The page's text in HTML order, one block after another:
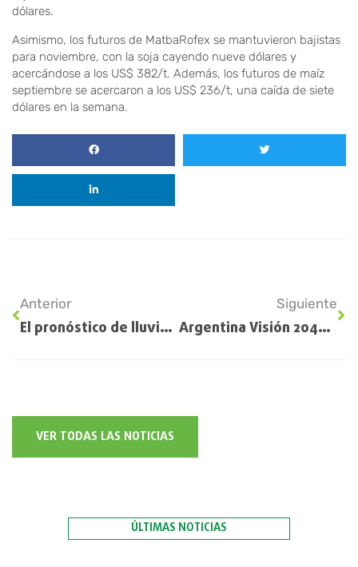
dólares.
Asimismo, los futuros de MatbaRofex se mantuvieron bajistas
para noviembre, con la soja cayendo nueve dólares y
acercándose a los US$ 382/t. Además, los futuros de maíz
septiembre se acercaron a los US$ 236/t, una caída de siete
dólares en la semana.
Anterior
El pronóstico de lluvias por debajo de la media hasta noviembre genera preocupación
Siguiente
Argentina Visión 2040: empresarios del agro se preparan para la Argentina que viene
VER TODAS LAS NOTICIAS
ÚLTIMAS NOTICIAS